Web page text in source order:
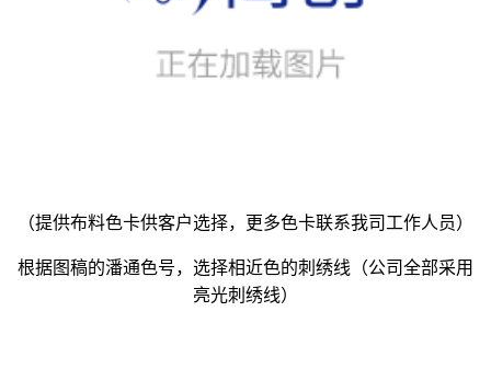
（提供布料色卡供客户选择，更多色卡联系我司工作人员）
根据图稿的潘通色号，选择相近色的刺绣线（公司全部采用
亮光刺绣线）